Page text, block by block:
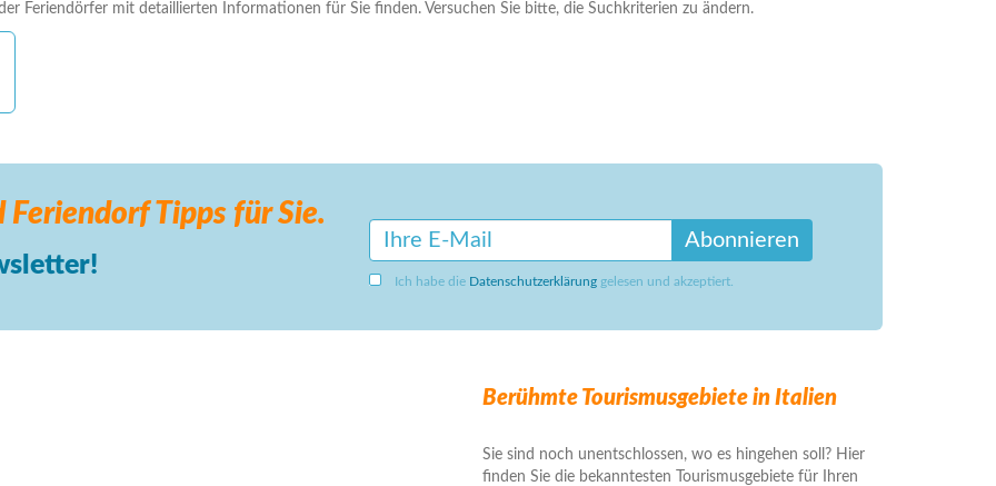
Feriendörfer mit detaillierten Informationen für Sie finden. Versuchen Sie bitte, die Suchkriterien zu ändern.
FeriendorfTipps für Sie.
Abonnieren
Ich habe die Datenschutzerklärunggelesen und akzeptiert.
Berühmte Tourismusgebiete in Italien
Sie sind noch unentschlossen, wo es hingehen soll? Hier
finden Sie die bekanntesten Tourismusgebiete für Ihren